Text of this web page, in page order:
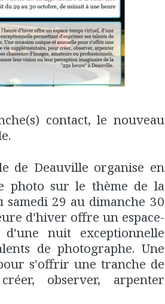
contact, le nouveau
de Deauville organise en
photo sur le thème de la
29 au dimanche 30
d'hiver offre un espace-
nuit exceptionnelle
de photographe. Une
s'offrir une tranche de
observer, arpenter